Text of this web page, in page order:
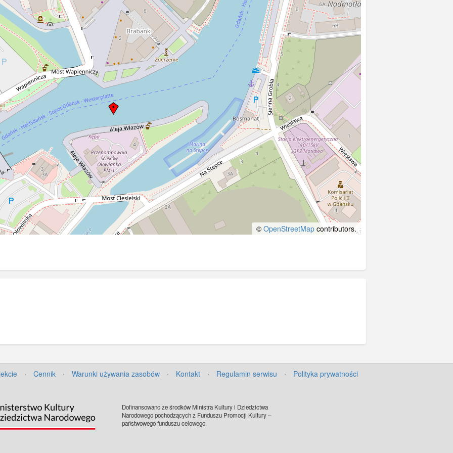
© OpenStreetMap contributors.
· Cennik · Warunki używania zasobów · Kontakt · Regulamin serwisu · Polityka prywatności
Dofinansowano ze środków Ministra Kultury i Dziedzictwa
Narodowego pochodzących z Funduszu Promocji Kultury –
państwowego funduszu celowego.